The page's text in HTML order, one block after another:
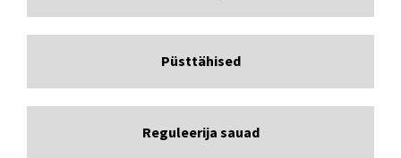
Püsttähised
Reguleerija sauad